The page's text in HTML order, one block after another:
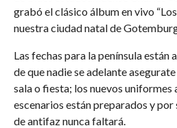
grabó el clásico álbum en vivo
nuestra ciudad natal de
Las fechas para la península están
de que nadie se adelante
sala o fiesta; los nuevos uniformes
escenarios están preparados y por
de antifaz nunca faltará.